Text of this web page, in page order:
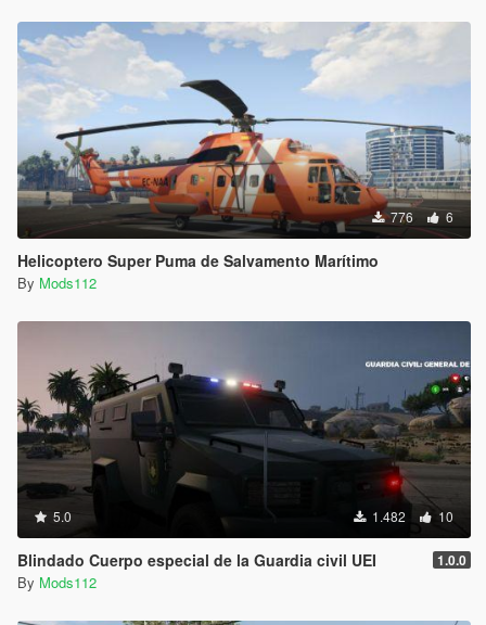
776 6
Helicoptero Super Puma de Salvamento Marítimo
By Mods112
5.0 1.482 10
Blindado Cuerpo especial de la Guardia civil UEI 1.0.0
By Mods112